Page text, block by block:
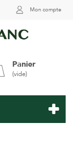
Mon compte
Panier
(vide)